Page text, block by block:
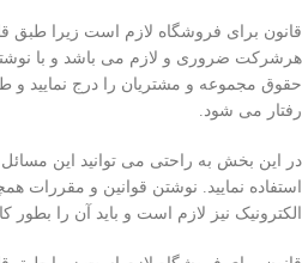
قانون برای فروشگاه لازم است زیرا طبق
هرشرکت ضروری و لازم می باشد و با
حقوق مجموعه و مشتریان را درج نمایید و
رفتار می شود.
در این بخش به راحتی می توانید این
استفاده نمایید. نوشتن قوانین و مقررات
الکترونیک نیز لازم است و باید آن را بطور